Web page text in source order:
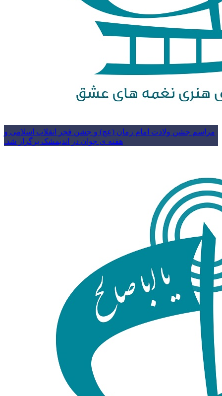
مراسم جشن ولادت امام زمان (عج) و جشن فجر انقلاب اسلامی و
هفته ی جوان در اندیمشک برگزار شد.